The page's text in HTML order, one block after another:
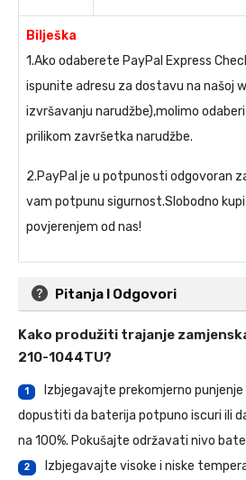
Bilješka
1.Ako odaberete PayPal Express
ispunite adresu za dostavu na našoj
izvršavanju narudžbe),molimo
prilikom završetka narudžbe.
2.PayPal je u potpunosti odgovoran
vam potpunu sigurnost.Slobodno
povjerenjem od nas!
Pitanja I Odgovori
Kako produžiti trajanje
210-1044TU?
1
Izbjegavajte prekomjerno
dopustiti da baterija potpuno iscuri ili
na 100%. Pokušajte održavati nivo
2
Izbjegavajte visoke i niske